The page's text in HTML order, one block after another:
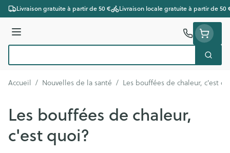
Aller au contenu
Livraison gratuite à partir de 50 € Livraison locale gratuite à partir de 50
Menu
Accueil / Nouvelles de la santé / Les bouffées de chaleur, c'est
Les bouffées de chaleur,
c'est quoi?